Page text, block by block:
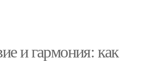
и гармония: как